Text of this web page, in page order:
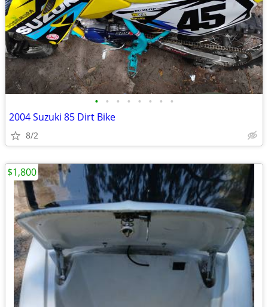
• • • • • • • •
2004 Suzuki 85 Dirt Bike
8/2
$1,800